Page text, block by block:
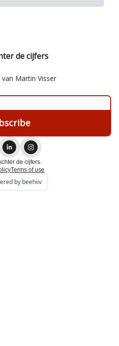
de cijfers
Martin Visser
de cijfers.
Terms of use
by beehiiv